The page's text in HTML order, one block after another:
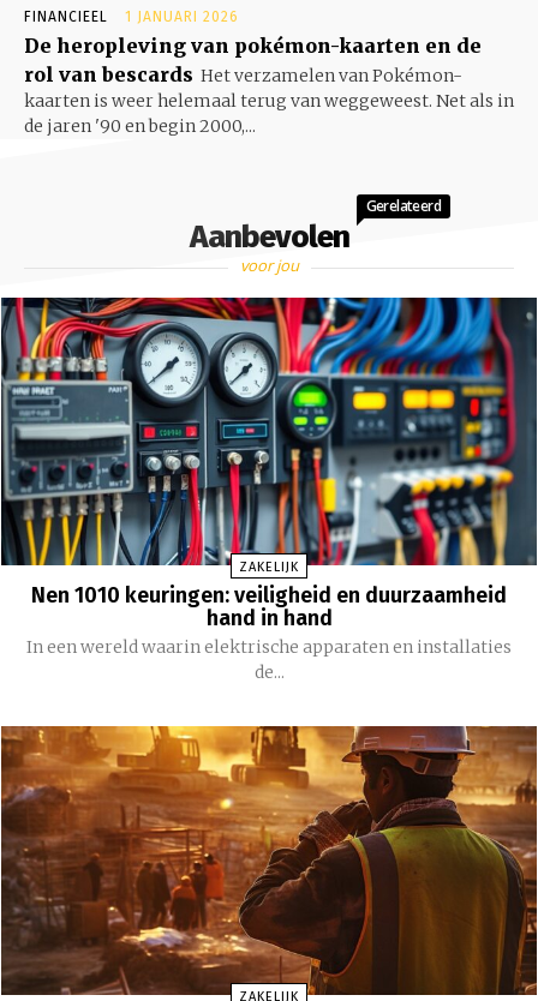
FINANCIEEL 1 JANUARI 2026
De heropleving van pokémon-kaarten en de
rol van bescards Het verzamelen van Pokémon-
kaarten is weer helemaal terug van weggeweest. Net als in
de jaren '90 en begin 2000,...
Aanbevolen
Gerelateerd
voor jou
ZAKELIJK
Nen 1010 keuringen: veiligheid en duurzaamheid
hand in hand
In een wereld waarin elektrische apparaten en installaties
de...
ZAKELIJK